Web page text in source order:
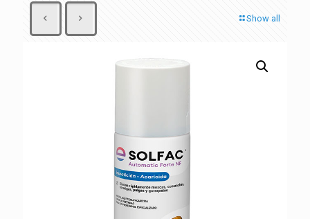
Show all